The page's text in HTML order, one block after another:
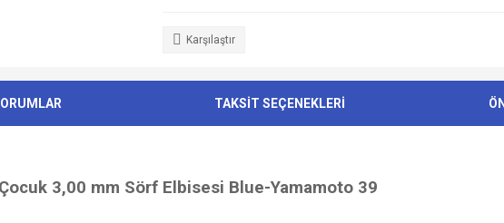
Karşılaştır
TAKSİT SEÇENEKLERİ
3,00 mm Sörf Elbisesi Blue-Yamamoto 39